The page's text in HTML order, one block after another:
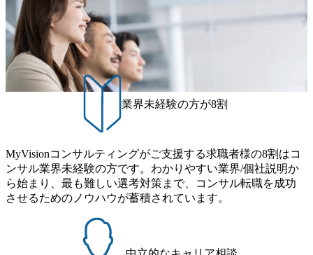
コンサルティングファームの名の通り、全方位のクライア
ントに対して様々なプロジェクトが存在しており、手を上
げれば常に新しいテーマのチャレンジ機会を提供している
（ワンプール制） そのため、全体の離職率10％以下、未経
験3年未満の離職率は0％と驚異の定着率を誇る 大手ファー
ムと同水準以上の報酬制度であり、ファーム経験者の場合
は、転職時報酬アップが基本 強く「個人」の成⾧を重視す
るカルチャーであり、昇進に枠もなく、今ならReadyになれ
ば上がれる環境となっている 安定した経営環境の下、コン
できる 豊富な経験を持つコンサル経験者の場合は、自らチ
ームを立ち上げることが可能 裁量をもった営業活動、デリ
バリー活動ができる(スタートアップとの協業、新規ソリュ
ーションの開発 など) シンプレクスの顧客基盤、エンジニ
できる 2026年8月21日(金) 19:30〜21:30 (19:20開場) 2026年8
月12日(水) 16:00 ※参加状況によっては抽選とさせていただ
果、<u>退職率も10%程度</u>(他社平均は2～30%程度) 残業
時間は<u>平均30時間程度。</u>バリューが出ていないから
残業代をつけさせないといったことはしない DE&Iにおいて
は女性活用や外国人/高齢者/障碍者などさまざまなバックグ
ラウンドを持つメンバーの働く環境を整えている SDGsの推
進にも積極的で、プロボノ支援等を行っている 部活動も活
発で、多くのクラブが立ち上がっており、さまざまな役
職・所属・組織を超えて社員間のネットワーク形成・交流
の場となっている <u>教育・研修プログラムが非常に充実</
番組があり、新卒紹介、会社の七不思議紹介等、規模が大
きくなっていく中で社員同士のつながりを広げる取り組み
もしている 今後の成長戦略として海外展開を見据えてい
る。足元のグローバル案件割合は10%程度だが、英語が得
ンスも大きい。 代表インタビュー https://note.com/dirbato/n/n0
a040c36b128 Forbes JAPAN BrandVoice Studio 「使命はテクノ
業界未経験の方が8割
MyVisionコンサルティングがご支援する求職者様の8割はコ
ンサル業界未経験の方です。わかりやすい業界/個社説明か
ら始まり、最も難しい選考対策まで、コンサル転職を成功
させるためのノウハウが蓄積されています。